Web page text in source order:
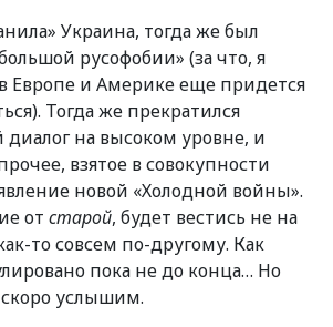
Украина, тогда же был
русофобии» (за что, я
Европе и Америке еще придется
Тогда же прекратился
на высоком уровне, и
взятое в совокупности
новой «Холодной войны».
от старой, будет вестись не на
то совсем по-другому. Как
пока не до конца… Но
услышим.